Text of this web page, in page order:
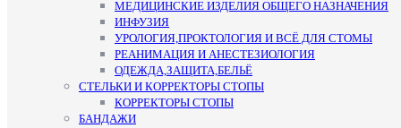
МЕДИЦИНСКИЕ ИЗДЕЛИЯ ОБЩЕГО НАЗНАЧЕНИЯ
ИНФУЗИЯ
УРОЛОГИЯ,ПРОКТОЛОГИЯ И ВСЁ ДЛЯ СТОМЫ
РЕАНИМАЦИЯ И АНЕСТЕЗИОЛОГИЯ
ОДЕЖДА,ЗАЩИТА,БЕЛЬЁ
СТЕЛЬКИ И КОРРЕКТОРЫ СТОПЫ
КОРРЕКТОРЫ СТОПЫ
БАНДАЖИ